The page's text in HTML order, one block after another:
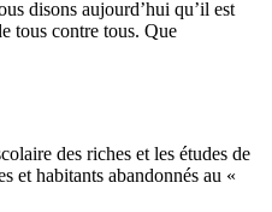
disons aujourd’hui qu’il est
tous contre tous. Que
des riches et les études de
et habitants abandonnés au «